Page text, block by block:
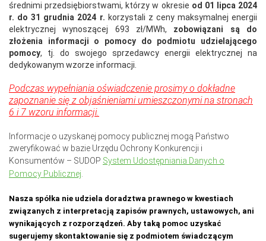
średnimi przedsiębiorstwami, którzy w okresie od 01 lipca 2024
r. do 31 grudnia 2024 r. korzystali z ceny maksymalnej energii
elektrycznej wynoszącej 693 zł/MWh, zobowiązani są do
złożenia informacji o pomocy do podmiotu udzielającego
pomocy, tj. do swojego sprzedawcy energii elektrycznej na
dedykowanym wzorze informacji.
Podczas wypełniania oświadczenie prosimy o dokładne
zapoznanie się z objaśnieniami umieszczonymi na stronach
6 i 7 wzoru informacji.
Informacje o uzyskanej pomocy publicznej mogą Państwo
zweryfikować w bazie Urzędu Ochrony Konkurencji i
Konsumentów – SUDOP System Udostępniania Danych o
Pomocy Publicznej
Nasza spółka nie udziela doradztwa prawnego w kwestiach
związanych z interpretacją zapisów prawnych, ustawowych, ani
wynikających z rozporządzeń. Aby taką pomoc uzyskać
sugerujemy skontaktowanie się z podmiotem świadczącym